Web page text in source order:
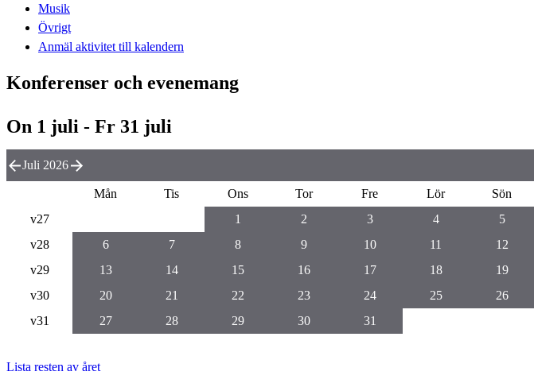
Musik
Övrigt
Anmäl aktivitet till kalendern
Konferenser och evenemang
On 1 juli - Fr 31 juli
Juli 2026
Mån Tis Ons Tor Fre Lör
Sön
v27
1 2 3 4
5
v28
6 7 8 9 10 11
12
v29
13 14 15 16 17 18
19
v30
20 21 22 23 24 25
26
v31
27 28 29 30 31
Lista resten av året